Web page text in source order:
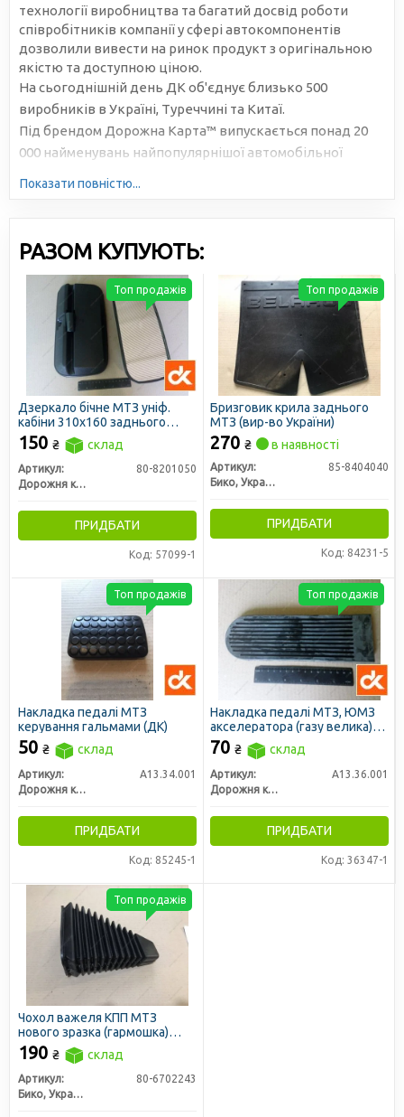
технології виробництва та багатий досвід роботи
співробітників компанії у сфері автокомпонентів
дозволили вивести на ринок продукт з оригінальною
якістю та доступною ціною.
На сьогоднішній день ДК об'єднує близько 500
виробників в Україні, Туреччині та Китаї.
Під брендом Дорожна Карта™ випускається понад 20
000 найменувань найпопулярнішої автомобільної
Показати повністю...
РАЗОМ КУПУЮТЬ:
Дзеркало бічне МТЗ уніф.
кабіни 310х160 заднього
виду (ДК)
150 ₴ склад
Артикул:
80-8201050
Дорожня карта
ПРИДБАТИ
Код: 57099-1
Топ продажів
Бризговик крила заднього
МТЗ (вир-во України)
270 ₴ в наявності
Артикул:
85-8404040
Бико, Украина
ПРИДБАТИ
Код: 84231-5
Топ продажів
Накладка педалі МТЗ
керування гальмами (ДК)
50 ₴ склад
Артикул:
А13.34.001
Дорожня карта
ПРИДБАТИ
Код: 85245-1
Топ продажів
Накладка педалі МТЗ, ЮМЗ
акселератора (газу велика)
(ДК)
70 ₴ склад
Артикул:
А13.36.001
Дорожня карта
ПРИДБАТИ
Код: 36347-1
Топ продажів
Чохол важеля КПП МТЗ
нового зразка (гармошка)
(вир-во України)
190 ₴ склад
Артикул:
80-6702243
Бико, Украина
Топ продажів